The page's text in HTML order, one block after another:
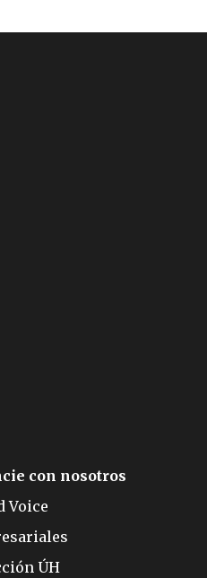
con nosotros
Voice
ÚH